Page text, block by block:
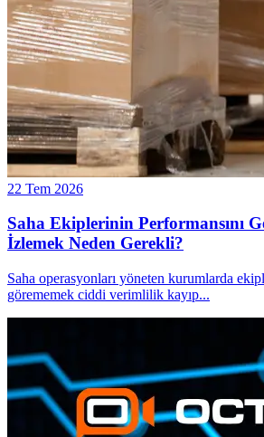
22 Tem 2026
Saha Ekiplerinin Performansını
İzlemek Neden Gerekli?
Saha operasyonları yöneten kurumlarda
görememek ciddi verimlilik kayıp...